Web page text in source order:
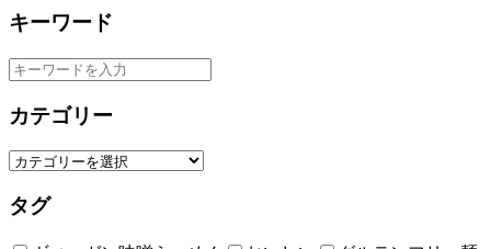
キーワード
カテゴリー
タグ